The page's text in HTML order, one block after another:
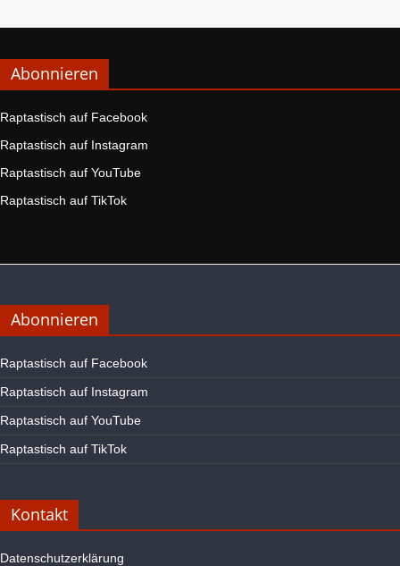
Abonnieren
Raptastisch auf Facebook
Raptastisch auf Instagram
Raptastisch auf YouTube
Raptastisch auf TikTok
Abonnieren
Raptastisch auf Facebook
Raptastisch auf Instagram
Raptastisch auf YouTube
Raptastisch auf TikTok
Kontakt
Datenschutzerklärung